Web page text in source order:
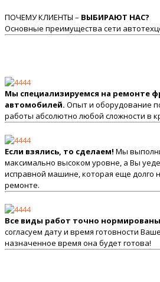
ПОЧЕМУ КЛИЕНТЫ – ВЫБИРАЮТ НАС?
Основные преимущества сети
Мы специализируемся на ремонте
автомобилей. Опыт и оборудование
работы абсолютно любой сложности в
Если взялись, то сделаем! Мы
максимально высоком уровне, а Вы
исправной машине, которая еще долго
ремонте.
Все виды работ точно
согласуем дату и время готовности
назначенное время она будет готова!